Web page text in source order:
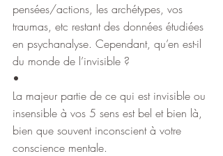
pensées/actions, les archétypes, vos
traumas, etc restant des données étudiées
en psychanalyse. Cependant, qu’en est-il
du monde de l’invisible ?
•
La majeur partie de ce qui est invisible ou
insensible à vos 5 sens est bel et bien là,
bien que souvent inconscient à votre
conscience mentale.